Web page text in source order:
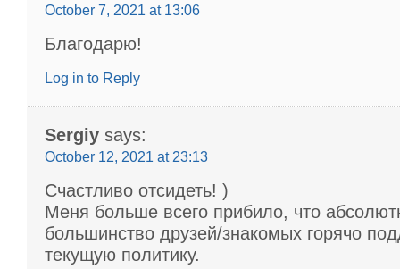
October 7, 2021 at 13:06
Благодарю!
Log in to Reply
Sergiy says:
October 12, 2021 at 23:13
Счастливо отсидеть! )
Меня больше всего прибило, что
большинство друзей/знакомых горячо
текущую политику.